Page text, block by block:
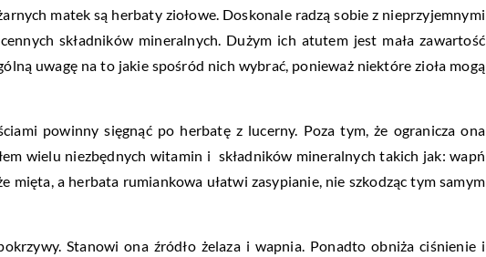
matek są herbaty ziołowe. Doskonale radzą sobie z nieprzyjemnymi
składników mineralnych. Dużym ich atutem jest mała zawartość
uwagę na to jakie spośród nich wybrać, ponieważ niektóre zioła mogą
powinny sięgnąć po herbatę z lucerny. Poza tym, że ogranicza ona
wielu niezbędnych witamin i składników mineralnych takich jak: wapń
mięta, a herbata rumiankowa ułatwi zasypianie, nie szkodząc tym samym
Stanowi ona źródło żelaza i wapnia. Ponadto obniża ciśnienie i